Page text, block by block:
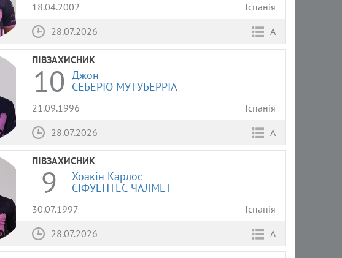
18.04.2002
Іспанія
28.07.2026
А
ПІВЗАХИСНИК
10 Джон
СЕБЕРІО МУТУБЕРРІА
21.09.1996
Іспанія
28.07.2026
А
ПІВЗАХИСНИК
9
Хоакін Карлос
СІФУЕНТЕС ЧАЛМЕТ
30.07.1997
Іспанія
28.07.2026
А